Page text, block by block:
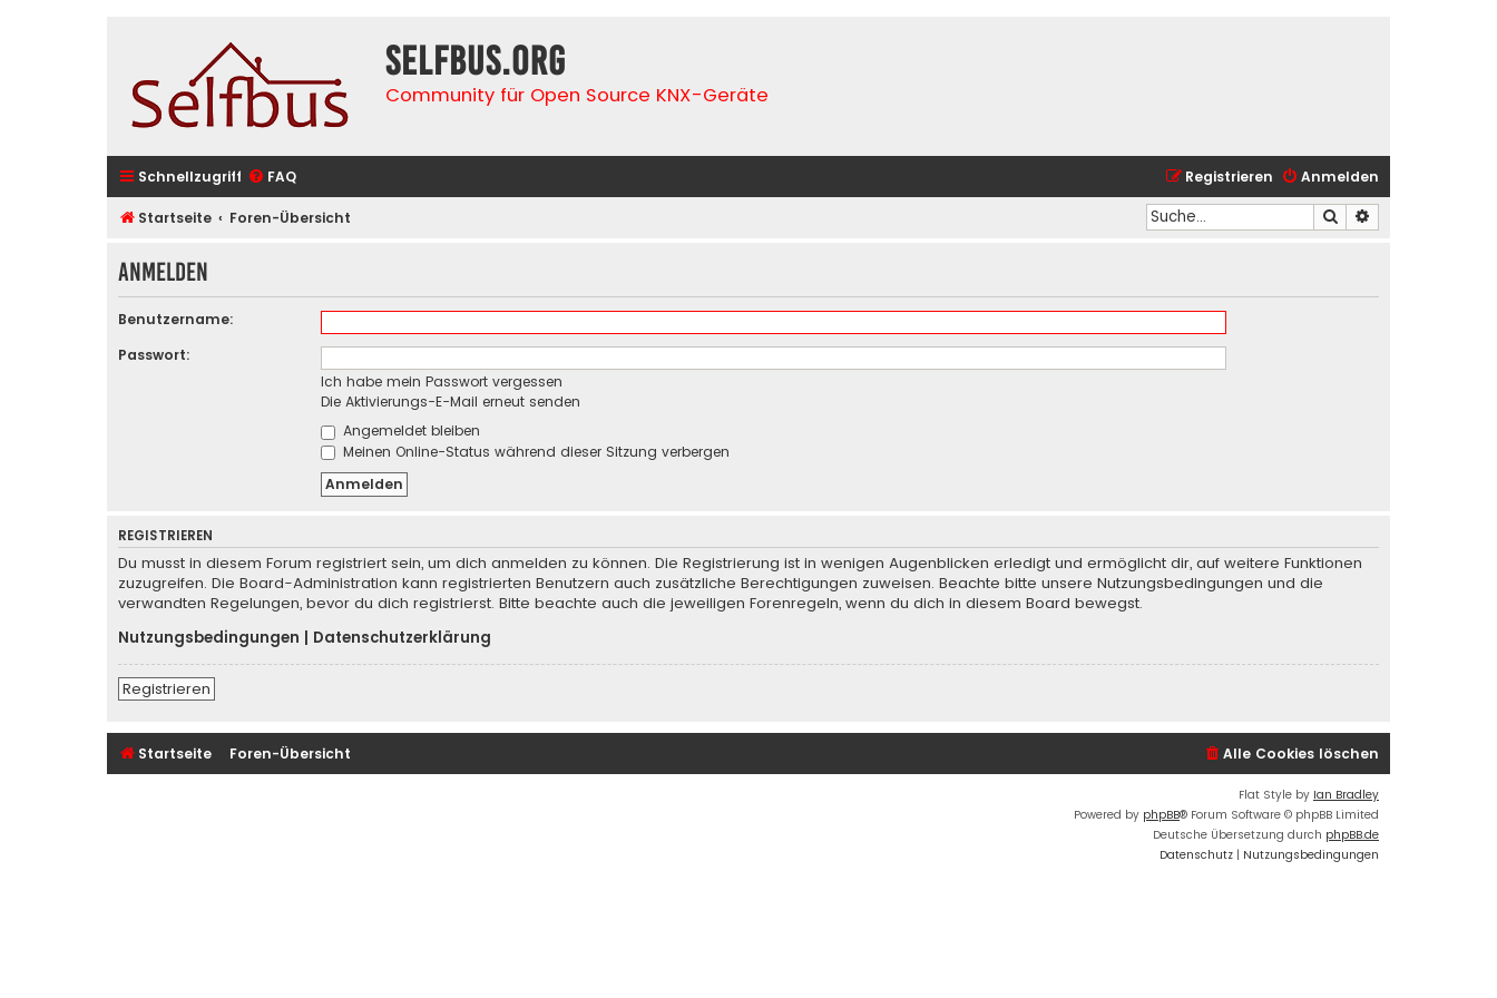
selfbus.org
Community für Open Source KNX-Geräte
Schnellzugriff FAQ Anmelden
Registrieren
Startseite Foren-Übersicht Suche
Anmelden
Benutzername:
Passwort:
Ich habe mein Passwort vergessen
Die Aktivierungs-E-Mail erneut senden
Angemeldet bleiben
Meinen Online-Status während dieser Sitzung verbergen
REGISTRIEREN
Du musst in diesem Forum registriert sein, um dich anmelden zu können. Die Registrierung ist in wenigen Augenblicken erledigt und ermöglicht dir, auf weitere Funktionen
zuzugreifen. Die Board-Administration kann registrierten Benutzern auch zusätzliche Berechtigungen zuweisen. Beachte bitte unsere Nutzungsbedingungen und die
verwandten Regelungen, bevor du dich registrierst. Bitte beachte auch die jeweiligen Forenregeln, wenn du dich in diesem Board bewegst.
Nutzungsbedingungen
Datenschutzerklärung
Registrieren
Startseite Foren-Übersicht Alle Cookies löschen
Flat Style by Ian Bradley
Powered by phpBB® Forum Software © phpBB Limited
Deutsche Übersetzung durch phpBB.de
Datenschutz | Nutzungsbedingungen